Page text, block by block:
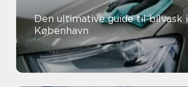
Den ultimative guide til bilvask i
København